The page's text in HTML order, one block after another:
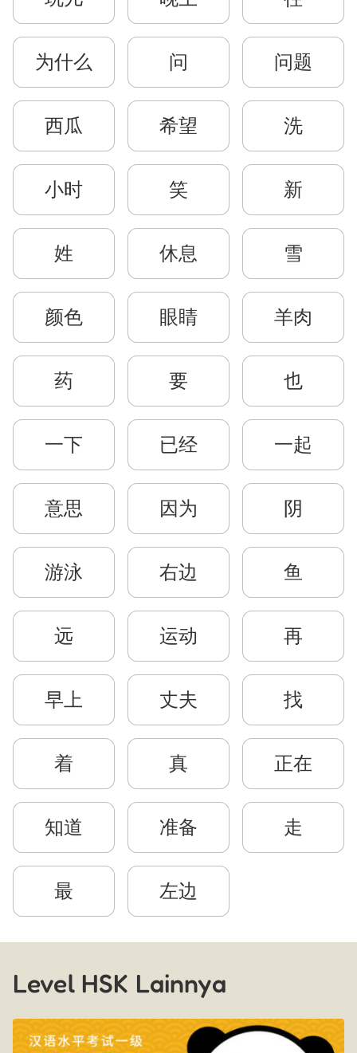
为什么 问 问题
西瓜 希望 洗
小时 笑 新
姓 休息 雪
颜色 眼睛 羊肉
药 要 也
一下 已经 一起
意思 因为 阴
游泳 右边 鱼
远 运动 再
早上 丈夫 找
着 真 正在
知道 准备 走
最 左边
Level HSK Lainnya